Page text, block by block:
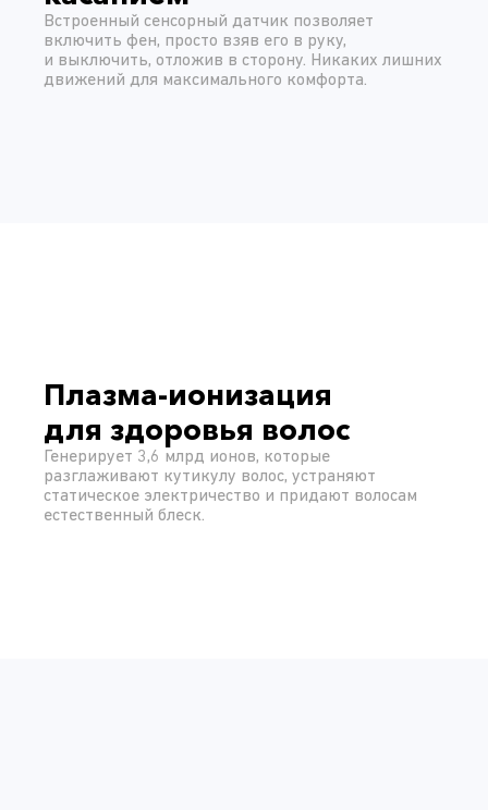
Встроенный сенсорный датчик позволяет
включить фен, просто взяв его в руку,
и выключить, отложив в сторону. Никаких лишних
движений для максимального комфорта.
Плазма-ионизация
для здоровья волос
Генерирует 3,6 млрд ионов, которые
разглаживают кутикулу волос, устраняют
статическое электричество и придают волосам
естественный блеск.